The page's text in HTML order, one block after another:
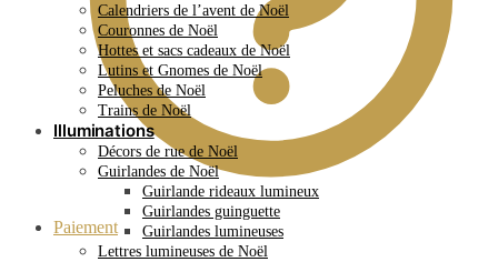
Paiement
Calendriers de l’avent de Noël
Couronnes de Noël
Hottes et sacs cadeaux de Noël
Lutins et Gnomes de Noël
Peluches de Noël
Trains de Noël
Illuminations
Décors de rue de Noël
Guirlandes de Noël
Guirlande rideaux lumineux
Guirlandes guinguette
Guirlandes lumineuses
Lettres lumineuses de Noël